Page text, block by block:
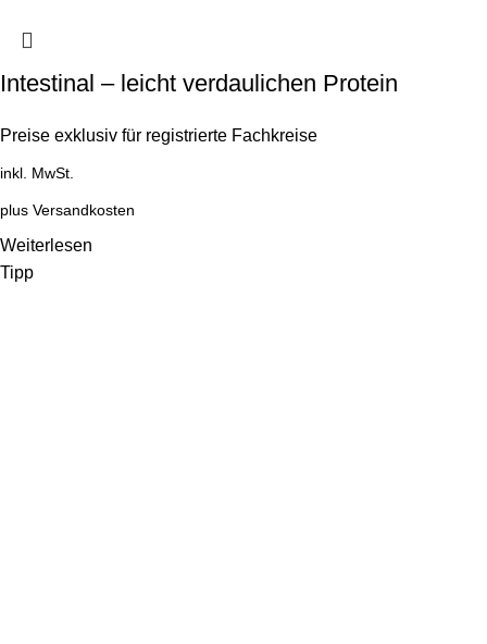
Intestinal – leicht verdaulichen Protein
Preise exklusiv für registrierte Fachkreise
inkl. MwSt.
plus Versandkosten
Weiterlesen
Tipp